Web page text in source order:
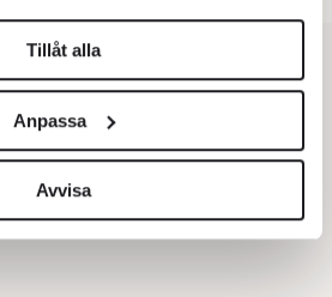
för att anpassa innehållet
analysera vår trafik. Vi
identifierare och annan
till de sociala medier och
som vi samarbetar med.
Tillåt alla
Anpassa
Avvisa